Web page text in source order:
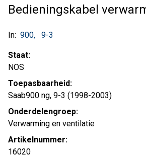
Bedieningskabel
In: 900 9-3
Staat:
NOS
Toepasbaarheid:
Saab900 ng, 9-3 (1998-2003)
Onderdelengroep:
Verwarming en ventilatie
Artikelnummer:
16020